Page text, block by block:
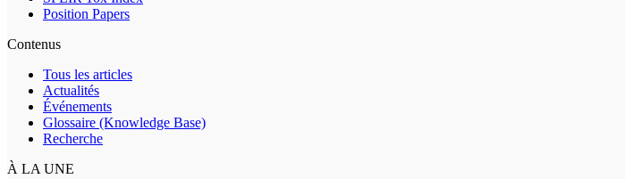
Position Papers
Contenus
Tous les articles
Actualités
Événements
Glossaire (Knowledge Base)
Recherche
À LA UNE